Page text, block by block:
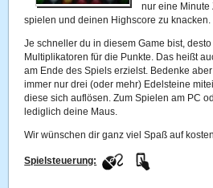
nur eine Minute
spielen und deinen Highscore zu knacken.
Je schneller du in diesem Game bist,
Multiplikatoren für die Punkte. Das heißt
am Ende des Spiels erzielst. Bedenke
immer nur drei (oder mehr) Edelsteine
diese sich auflösen. Zum Spielen am PC
lediglich deine Maus.
Wir wünschen dir ganz viel Spaß auf
Spielsteuerung: